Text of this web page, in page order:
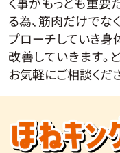
る為、筋肉だけでな
プローチしていき身
改善していきます。
お気軽にご相談くだ